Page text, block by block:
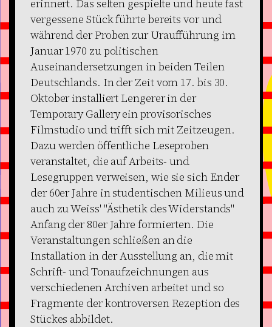
erinnert. Das selten gespielte und heute fast
vergessene Stück führte bereits vor und
während der Proben zur Uraufführung im
Januar 1970 zu politischen
Auseinandersetzungen in beiden Teilen
Deutschlands. In der Zeit vom 17. bis 30.
Oktober installiert Lengerer in der
Temporary Gallery ein provisorisches
Filmstudio und trifft sich mit Zeitzeugen.
Dazu werden öffentliche Leseproben
veranstaltet, die auf Arbeits- und
Lesegruppen verweisen, wie sie sich Ender
der 60er Jahre in studentischen Milieus und
auch zu Weiss' "Ästhetik des Widerstands"
Anfang der 80er Jahre formierten. Die
Veranstaltungen schließen an die
Installation in der Ausstellung an, die mit
Schrift- und Tonaufzeichnungen aus
verschiedenen Archiven arbeitet und so
Fragmente der kontroversen Rezeption des
Stückes abbildet.